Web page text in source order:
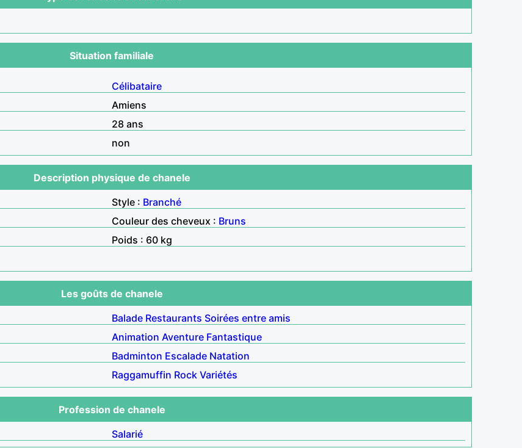
Situation familiale
Célibataire
Amiens
28 ans
non
Description physique de chanele
Style : Branché
Couleur des cheveux : Bruns
Poids : 60 kg
Les goûts de chanele
Balade Restaurants Soirées entre amis
Animation Aventure Fantastique
Badminton Escalade Natation
Raggamuffin Rock Variétés
Profession de chanele
Salarié